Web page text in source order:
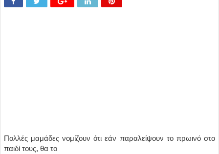
Πολλές μαμάδες νομίζουν ότι εάν παραλείψουν το πρωινό στο
παιδί τους, θα το